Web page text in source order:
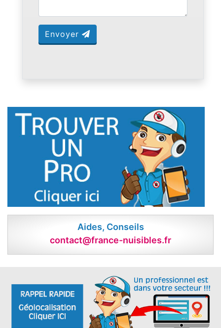
Envoyer
Aides, Conseils
contact@france-nuisibles.fr